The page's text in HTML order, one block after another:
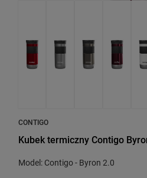
CONTIGO
Kubek termiczny Contigo
Model: Contigo - Byron 2.0